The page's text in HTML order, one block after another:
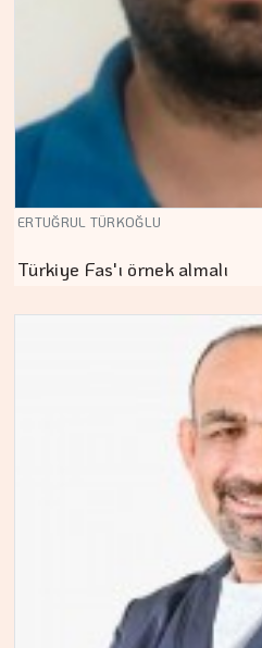
ERTUĞRUL TÜRKOĞLU
Türkiye Fas'ı örnek almalı